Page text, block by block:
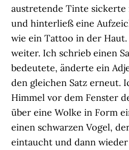
austretende Tinte sickerte
und hinterließ eine
wie ein Tattoo in der
weiter. Ich schrieb einen
bedeutete, änderte ein
den gleichen Satz erneut.
Himmel vor dem Fenster
über eine Wolke in Form
einen schwarzen Vogel,
eintaucht und dann